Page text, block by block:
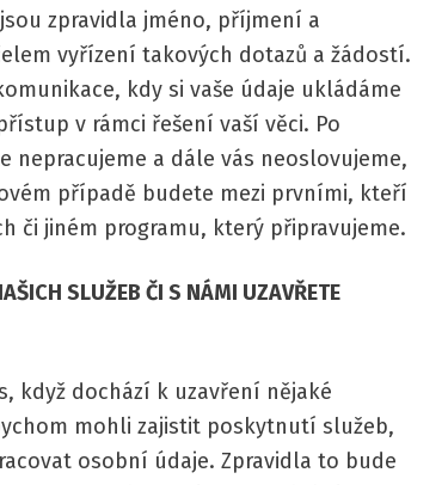
zpravidla jméno, příjmení a
vyřízení takových dotazů a žádostí.
kdy si vaše údaje ukládáme
v rámci řešení vaší věci. Po
nepracujeme a dále vás neoslovujeme,
případě budete mezi prvními, kteří
či jiném programu, který připravujeme.
SLUŽEB ČI S NÁMI UZAVŘETE
když dochází k uzavření nějaké
mohli zajistit poskytnutí služeb,
osobní údaje. Zpravidla to bude